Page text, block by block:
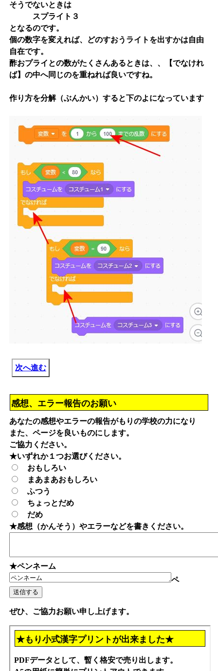
そうでないときは
スプライト３
となるのです。
個の数字を変えれば、どのすおうライトを出すかは自由
自在です。
酢おプライとの数がたくさんあるときは、、【でなけれ
ば】の中へ同じのを重ねれば良いですね。
作り方を分解（ぶんかい）すると下のよになっています
次へ進む
感想、エラー報告のお願い
あなたの感想やエラーの報告がもりの学校の力になり
また、ページを良いものにします。
ご協力ください。
★いずれか１つお選びください。
おもしろい
まあまあおもしろい
ふつう
ちょっとだめ
だめ
★感想（かんそう）やエラーなどを書きください。
★ペンネーム
ペ
ぜひ、ご協力お願い申し上げます。